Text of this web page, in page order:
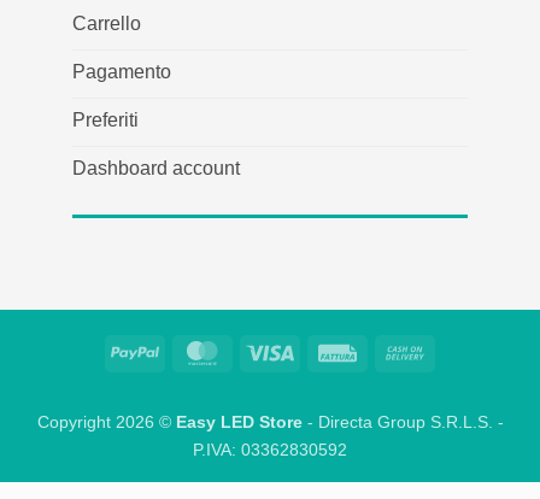
Carrello
Pagamento
Preferiti
Dashboard account
PayPal MasterCardVisto Fattura
Copyright 2026 © Easy LED Store- Directa Group S.R.L.S. -
P.IVA: 03362830592